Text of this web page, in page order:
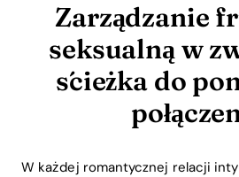
Zarządzanie
seksualną w
ścieżka do
W każdej romantycznej relacji